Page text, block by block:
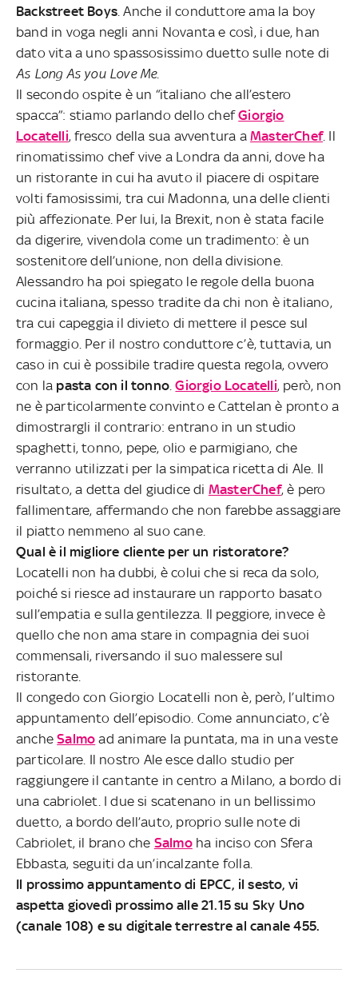
Backstreet Boys . Anche il conduttore ama la boy
band in voga negli anni Novanta e così, i due, han
dato vita a uno spassosissimo duetto sulle note di
As Long As you Love Me.
Il secondo ospite è un “italiano che all’estero
spacca”: stiamo parlando dello chefGiorgio
Locatelli, fresco della sua avventura aMasterChef. Il
rinomatissimo chef vive a Londra da anni, dove ha
un ristorante in cui ha avuto il piacere di ospitare
volti famosissimi, tra cui Madonna, una delle clienti
più affezionate. Per lui, la Brexit, non è stata facile
da digerire, vivendola come un tradimento: è un
sostenitore dell’unione, non della divisione.
Alessandro ha poi spiegato le regole della buona
cucina italiana, spesso tradite da chi non è italiano,
tra cui capeggia il divieto di mettere il pesce sul
formaggio. Per il nostro conduttore c’è, tuttavia, un
caso in cui è possibile tradire questa regola, ovvero
con la pasta con il tonno .Giorgio Locatelli, però, non
ne è particolarmente convinto e Cattelan è pronto a
dimostrargli il contrario: entrano in un studio
spaghetti, tonno, pepe, olio e parmigiano, che
verranno utilizzati per la simpatica ricetta di Ale. Il
risultato, a detta del giudice di MasterChef, è pero
fallimentare, affermando che non farebbe assaggiare
il piatto nemmeno al suo cane.
Qual è il migliore cliente per un ristoratore?
Locatelli non ha dubbi, è colui che si reca da solo,
poiché si riesce ad instaurare un rapporto basato
sull’empatia e sulla gentilezza. Il peggiore, invece è
quello che non ama stare in compagnia dei suoi
commensali, riversando il suo malessere sul
ristorante.
Il congedo con Giorgio Locatelli non è, però, l’ultimo
appuntamento dell’episodio. Come annunciato, c’è
ancheSalmo ad animare la puntata, ma in una veste
particolare. Il nostro Ale esce dallo studio per
raggiungere il cantante in centro a Milano, a bordo di
una cabriolet. I due si scatenano in un bellissimo
duetto, a bordo dell’auto, proprio sulle note di
Cabriolet, il brano che Salmoha inciso con Sfera
Ebbasta, seguiti da un’incalzante folla.
Il prossimo appuntamento di EPCC, il sesto, vi
aspetta giovedì prossimo alle 21.15 su Sky Uno
(canale 108) e su digitale terrestre al canale 455.